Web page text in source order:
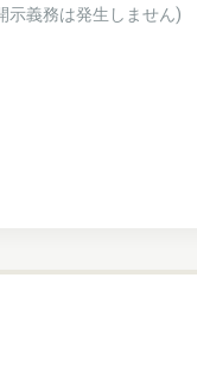
示義務は発生しません)